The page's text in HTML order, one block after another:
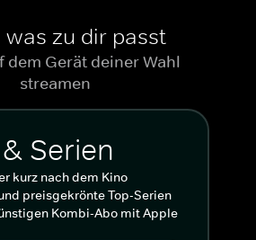
was zu dir passt
dem Gerät deiner Wahl
streamen
Serien
kurz nach dem Kino
preisgekrönte Top-Serien
Kombi-Abo mit Apple